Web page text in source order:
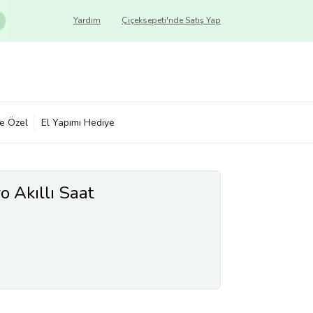
Çiçeksepeti'nde Satış Yap
Yardım
Özel El Yapımı Hediye
Akıllı Saat